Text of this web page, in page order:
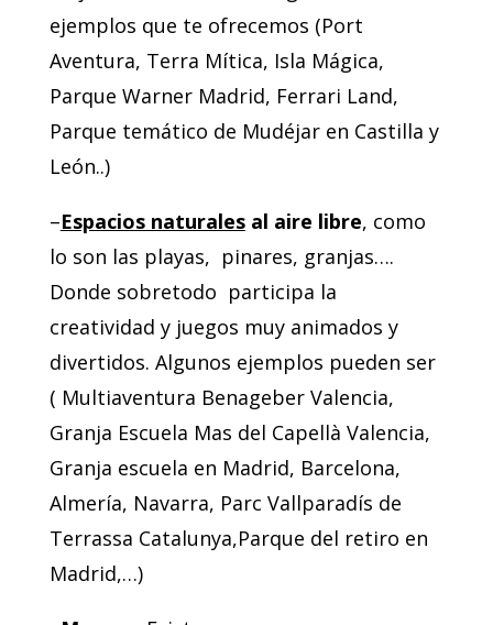
ejemplos que te ofrecemos (Port
Aventura, Terra Mítica, Isla Mágica,
Parque Warner Madrid, Ferrari Land,
Parque temático de Mudéjar en Castilla y
León..)
–Espacios naturalesal aire libre, como
lo son las playas, pinares, granjas….
Donde sobretodo participa la
creatividad y juegos muy animados y
divertidos. Algunos ejemplos pueden ser
( Multiaventura Benageber Valencia,
Granja Escuela Mas del Capellà Valencia,
Granja escuela en Madrid, Barcelona,
Almería, Navarra, Parc Vallparadís de
Terrassa Catalunya,Parque del retiro en
Madrid,…)